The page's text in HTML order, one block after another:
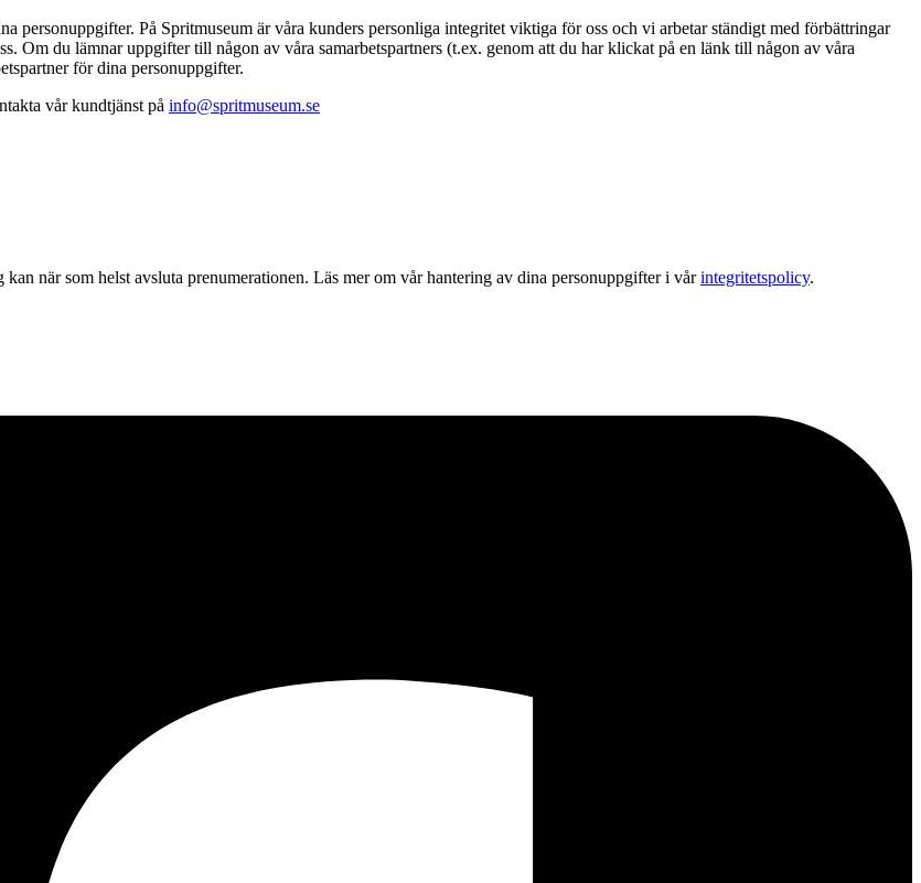
På Spritmuseum är våra kunders personliga integritet viktiga för oss och vi arbetar ständigt med förbättringar
Om du lämnar uppgifter till någon av våra samarbetspartners (t.ex. genom att du har klickat på en länk till någon av våra
för dina personuppgifter.
vår kundtjänst på info@spritmuseum.se
när som helst avsluta prenumerationen. Läs mer om vår hantering av dina personuppgifter i vårintegritetspolicy.